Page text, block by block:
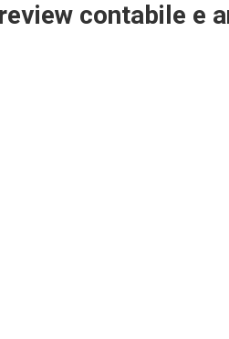
contabile e